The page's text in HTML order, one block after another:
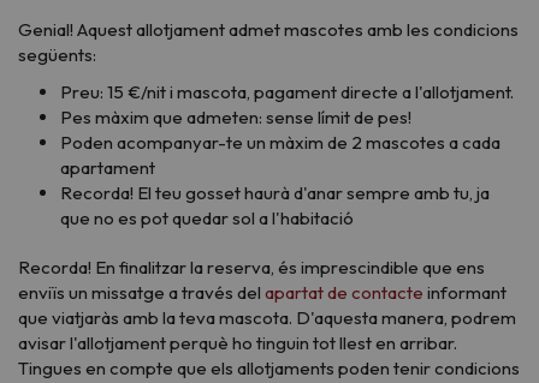
Genial! Aquest allotjament admet mascotes amb les condicions
següents:
Preu: 15 €/nit i mascota, pagament directe a l'allotjament.
Pes màxim que admeten: sense límit de pes!
Poden acompanyar-te un màxim de 2 mascotes a cada
apartament
Recorda! El teu gosset haurà d'anar sempre amb tu, ja
que no es pot quedar sol a l'habitació
Recorda! En finalitzar la reserva, és imprescindible que ens
enviïs un missatge a través del apartat de contacte informant
que viatjaràs amb la teva mascota. D'aquesta manera, podrem
avisar l'allotjament perquè ho tinguin tot llest en arribar.
Tingues en compte que els allotjaments poden tenir condicions